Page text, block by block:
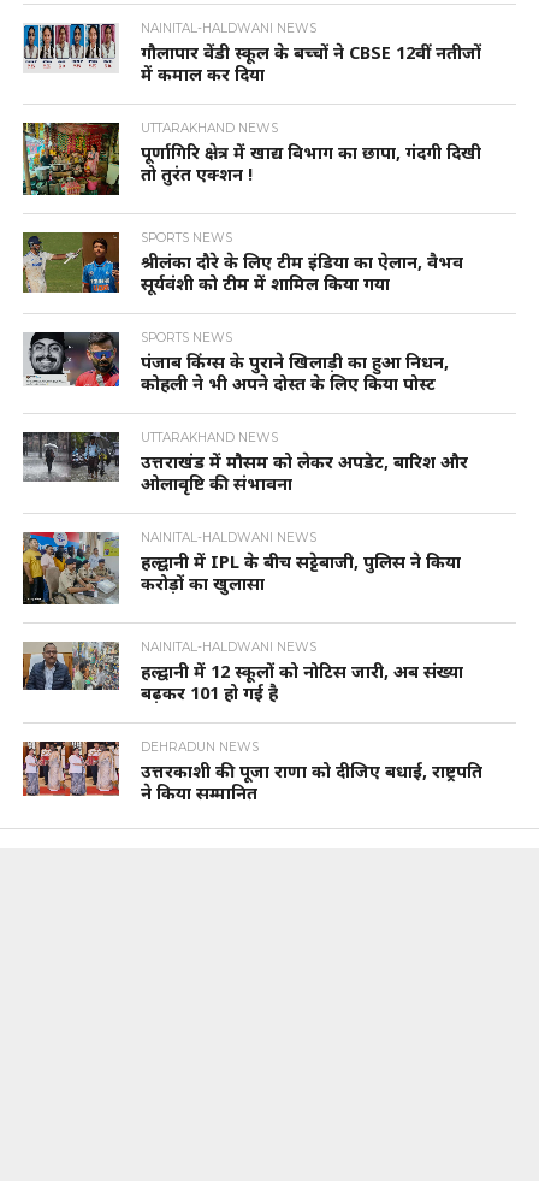
NAINITAL-HALDWANI NEWS
गौलापार वेंडी स्कूल के बच्चों ने CBSE 12वीं नतीजों
में कमाल कर दिया
UTTARAKHAND NEWS
पूर्णागिरि क्षेत्र में खाद्य विभाग का छापा, गंदगी दिखी
तो तुरंत एक्शन !
SPORTS NEWS
श्रीलंका दौरे के लिए टीम इंडिया का ऐलान, वैभव
सूर्यवंशी को टीम में शामिल किया गया
SPORTS NEWS
पंजाब किंग्स के पुराने खिलाड़ी का हुआ निधन,
कोहली ने भी अपने दोस्त के लिए किया पोस्ट
UTTARAKHAND NEWS
उत्तराखंड में मौसम को लेकर अपडेट, बारिश और
ओलावृष्टि की संभावना
NAINITAL-HALDWANI NEWS
हल्द्वानी में IPL के बीच सट्टेबाजी, पुलिस ने किया
करोड़ों का खुलासा
NAINITAL-HALDWANI NEWS
हल्द्वानी में 12 स्कूलों को नोटिस जारी, अब संख्या
बढ़कर 101 हो गई है
DEHRADUN NEWS
उत्तरकाशी की पूजा राणा को दीजिए बधाई, राष्ट्रपति
ने किया सम्मानित